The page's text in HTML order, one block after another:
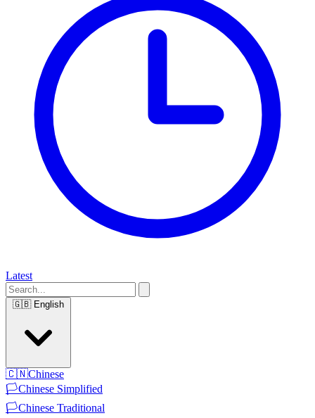
Latest
🇬🇧 English
🇨🇳Chinese
🏳️Chinese Simplified
🏳️Chinese Traditional